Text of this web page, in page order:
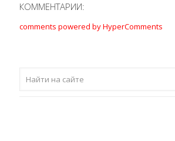
КОММЕНТАРИИ:
comments powered by HyperComments